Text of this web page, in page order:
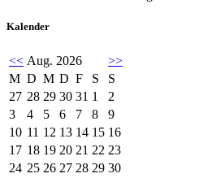
Kalender
<< Aug. 2026
>>
M D M D F S
S
27 28 29 30 31 1
2
3
4 5 6 7 8
9
10 11 12 13 14 15 16
17 18 19 20 21 22 23
24 25 26 27 28 29 30